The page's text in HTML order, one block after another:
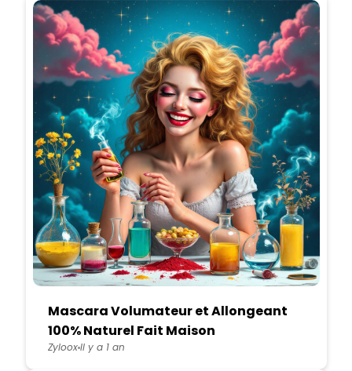
Mascara Volumateur et Allongeant
100% Naturel Fait Maison
ZylooxIl y a 1 an